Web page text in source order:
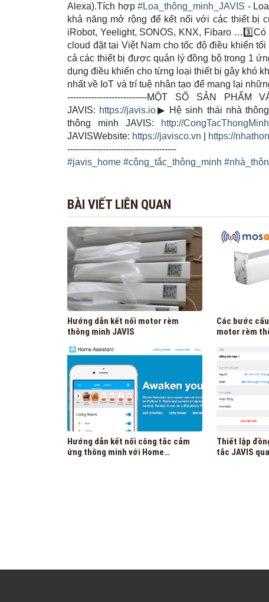
Alexa).Tích hợp#Loa_thông_minh_JAVIS -
khả năng mở rộng để kết nối với các thiết bị
iRobot, Yeelight, SONOS, KNX, Fibaro … 3️⃣Có
cloud đặt tại Việt Nam cho tốc độ điều khiển
cả các thiết bị được quản lý đồng bộ trong 1
dụng điều khiển cho từng loại thiết bị gây khó
nhất về IoT và trí tuệ nhân tạo để mang lại
---------------------------MỘT SỐ SẢN PHẨM
JAVIS: https://javis.io▶ Hệ sinh thái nhà
thông minh JAVIS:
http://
JAVISWebsite: https://javisco.vn https://
-------------------------------------
#javis_home #công_tắc_thông_minh #
BÀI VIẾT LIÊN QUAN
Hướng dẫn kết nối motor rèm
thông minh JAVIS
Các bước
motor rèm
Hướng dẫn kết nối công tắc cảm
ứng thông minh với Home
Thiết lập đồng
tắc JAVIS qua ứng dụng Javis